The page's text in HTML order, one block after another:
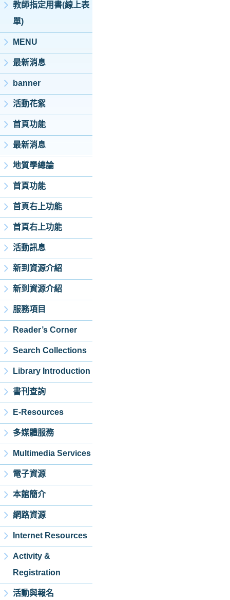
教師指定用書(線上表
單)
MENU
最新消息
banner
活動花絮
首頁功能
最新消息
地質學總論
首頁功能
首頁右上功能
首頁右上功能
活動訊息
新到資源介紹
新到資源介紹
服務項目
Reader’s Corner
Search Collections
Library Introduction
書刊查詢
E-Resources
多媒體服務
Multimedia Services
電子資源
本館簡介
網路資源
Internet Resources
Activity &
Registration
活動與報名